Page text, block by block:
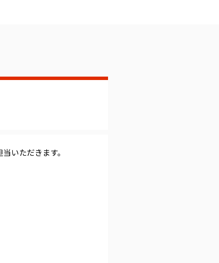
いただきます。